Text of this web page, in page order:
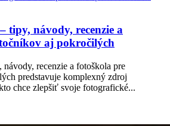
tipy, návody, recenzie a
aj pokročilých
recenzie a fotoškola pre
predstavuje komplexný zdroj
chce zlepšiť svoje fotografické...